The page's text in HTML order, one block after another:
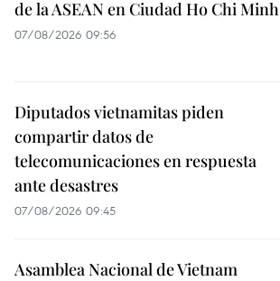
de la ASEAN en Ciudad Ho Chi Minh
07/08/2026 09:56
Diputados vietnamitas piden
compartir datos de
telecomunicaciones en respuesta
ante desastres
07/08/2026 09:45
Asamblea Nacional de Vietnam